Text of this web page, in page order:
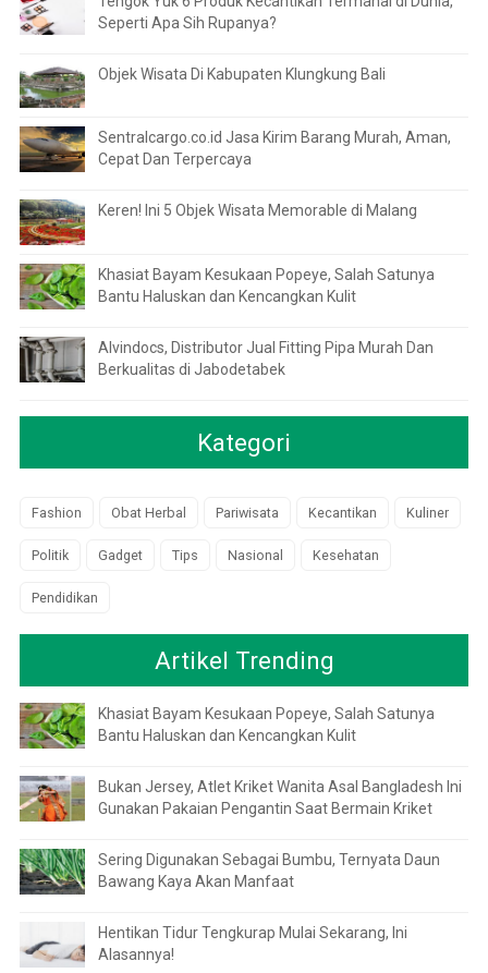
Seperti Apa Sih Rupanya?
Objek Wisata Di Kabupaten Klungkung Bali
Sentralcargo.co.id Jasa Kirim Barang Murah, Aman,
Cepat Dan Terpercaya
Keren! Ini 5 Objek Wisata Memorable di Malang
Khasiat Bayam Kesukaan Popeye, Salah Satunya
Bantu Haluskan dan Kencangkan Kulit
Alvindocs, Distributor Jual Fitting Pipa Murah Dan
Berkualitas di Jabodetabek
Kategori
Fashion Obat Herbal Pariwisata Kecantikan Kuliner
Politik Gadget Tips Nasional Kesehatan
Pendidikan
Artikel Trending
Khasiat Bayam Kesukaan Popeye, Salah Satunya
Bantu Haluskan dan Kencangkan Kulit
Bukan Jersey, Atlet Kriket Wanita Asal Bangladesh Ini
Gunakan Pakaian Pengantin Saat Bermain Kriket
Sering Digunakan Sebagai Bumbu, Ternyata Daun
Bawang Kaya Akan Manfaat
Hentikan Tidur Tengkurap Mulai Sekarang, Ini
Alasannya!